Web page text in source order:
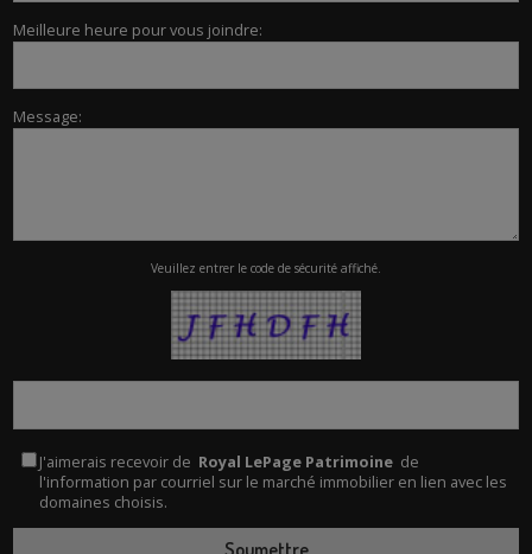
Meilleure heure pour vous joindre:
Message:
Veuillez entrer le code de sécurité affiché.
J'aimerais recevoir de Royal LePage Patrimoine de
l'information par courriel sur le marché immobilier en lien avec les
domaines choisis.